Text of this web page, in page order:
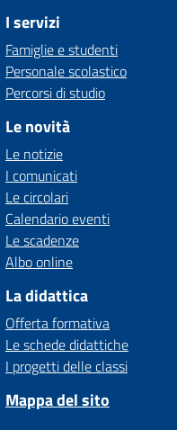
I servizi
Famiglie e studenti
Personale scolastico
Percorsi di studio
Le novità
Le notizie
I comunicati
Le circolari
Calendario eventi
Le scadenze
Albo online
La didattica
Offerta formativa
Le schede didattiche
I progetti delle classi
Mappa del sito